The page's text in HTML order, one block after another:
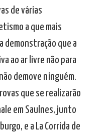
de várias
a que mais
demonstração que a
ao ar livre não para
demove ninguém.
que se realizarão
em Saulnes, junto
e a La Corrida de